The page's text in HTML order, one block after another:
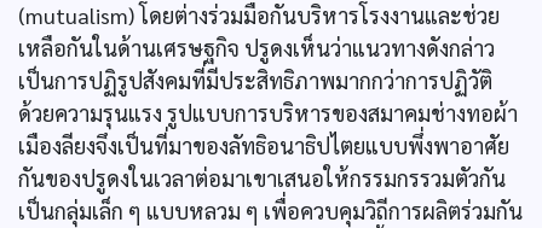
(mutualism) โดยต่างร่วมมือกันบริหารโรงงานและช่วย
เหลือกันในด้านเศรษฐกิจ ปรูดงเห็นว่าแนวทางดังกล่าว
เป็นการปฏิรูปสังคมที่มีประสิทธิภาพมากกว่าการปฏิวัติ
ด้วยความรุนแรง รูปแบบการบริหารของสมาคมช่างทอผ้า
เมืองลียงจึงเป็นที่มาของลัทธิอนาธิปไตยแบบพึ่งพาอาศัย
กันของปรูดงในเวลาต่อมาเขาเสนอให้กรรมกรรวมตัวกัน
เป็นกลุ่มเล็ก ๆ แบบหลวม ๆ เพื่อควบคุมวิถีการผลิตร่วมกัน